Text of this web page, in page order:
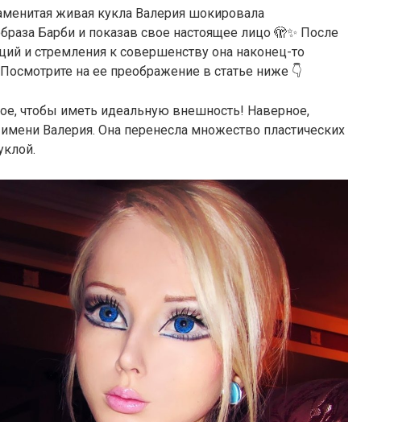
живая кукла Валерия шокировала
Барби и показав свое настоящее лицо 🫣✨ После
и стремления к совершенству она наконец-то
Посмотрите на ее преображение в статье ниже 👇
чтобы иметь идеальную внешность! Наверное,
Валерия. Она перенесла множество пластических